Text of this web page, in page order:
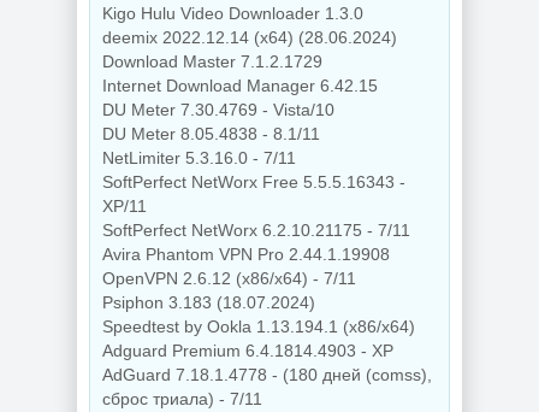
Kigo Hulu Video Downloader 1.3.0
deemix 2022.12.14 (x64) (28.06.2024)
Download Master 7.1.2.1729
Internet Download Manager 6.42.15
DU Meter 7.30.4769 - Vista/10
DU Meter 8.05.4838 - 8.1/11
NetLimiter 5.3.16.0 - 7/11
SoftPerfect NetWorx Free 5.5.5.16343 -
XP/11
SoftPerfect NetWorx 6.2.10.21175 - 7/11
Avira Phantom VPN Pro 2.44.1.19908
OpenVPN 2.6.12 (x86/x64) - 7/11
Psiphon 3.183 (18.07.2024)
Speedtest by Ookla 1.13.194.1 (x86/x64)
Adguard Premium 6.4.1814.4903 - XP
AdGuard 7.18.1.4778 - (180 дней (comss),
сброс триала) - 7/11